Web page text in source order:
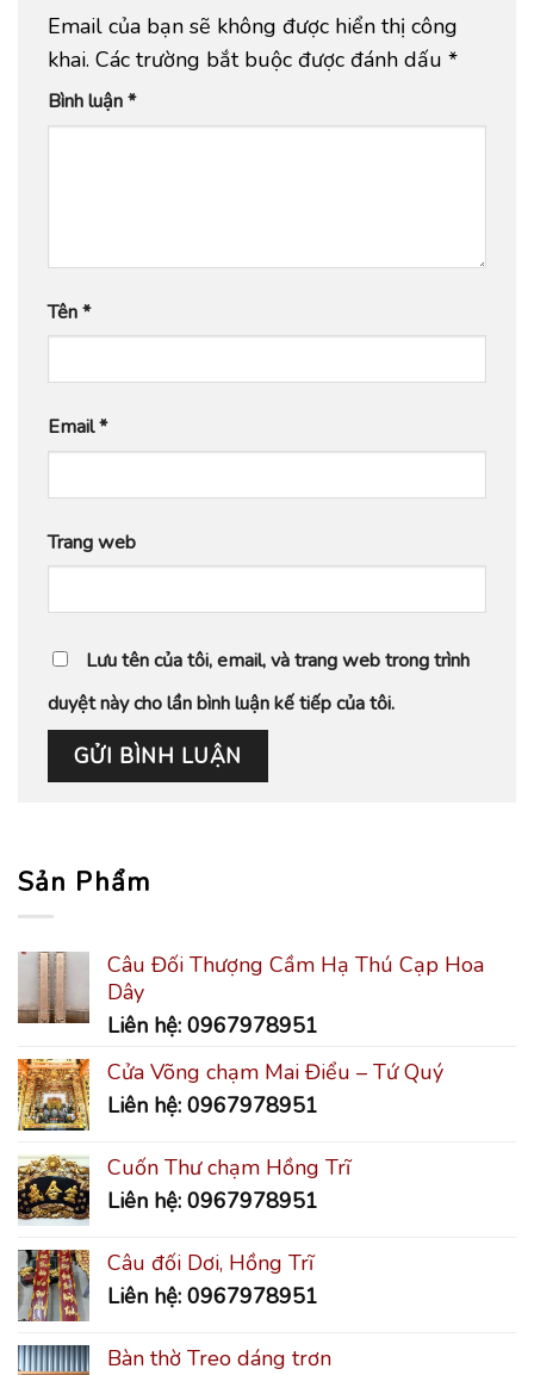
Email của bạn sẽ không được hiển thị công
khai. Các trường bắt buộc được đánh dấu *
Bình luận*
Tên*
Email*
Trang web
Lưu tên của tôi, email, và trang web trong trình
duyệt này cho lần bình luận kế tiếp của tôi.
Sản Phẩm
Câu Đối Thượng Cầm Hạ Thú Cạp Hoa
Dây
Liên hệ: 0967978951
Cửa Võng chạm Mai Điểu – Tứ Quý
Liên hệ: 0967978951
Cuốn Thư chạm Hồng Trĩ
Liên hệ: 0967978951
Câu đối Dơi, Hồng Trĩ
Liên hệ: 0967978951
Bàn thờ Treo dáng trơn